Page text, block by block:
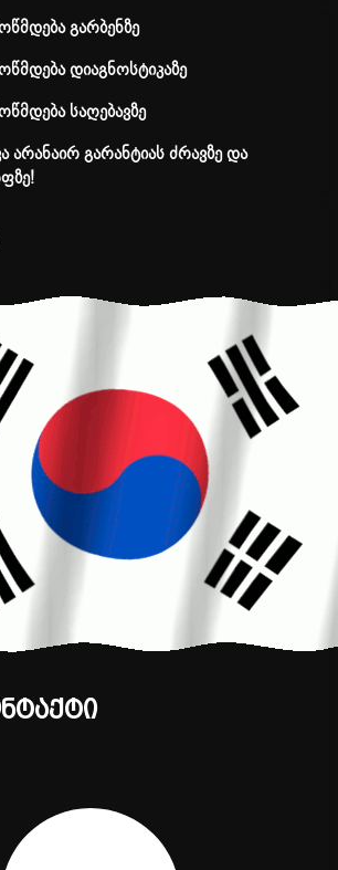
გარბენზე
დიაგნოსტიკაზე
საღებავზე
არანაირ გარანტიას ძრავზე და